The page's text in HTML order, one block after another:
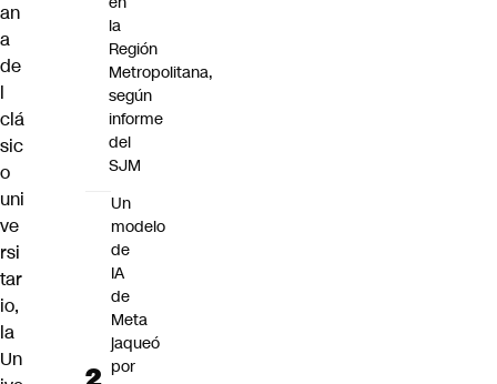
an
a
de
l
clá
sic
o
uni
ve
rsi
tar
io,
la
Un
la
Región
Metropolitana,
según
informe
del
SJM
Un
modelo
de
IA
de
Meta
jaqueó
por